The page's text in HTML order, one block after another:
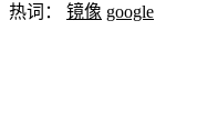
热词： 镜像 google